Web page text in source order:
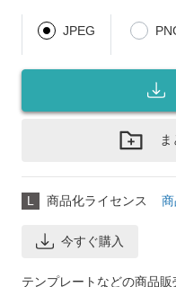
JPEG
L 商品化ライセンス
今すぐ購入
テンプレートなどの商品販